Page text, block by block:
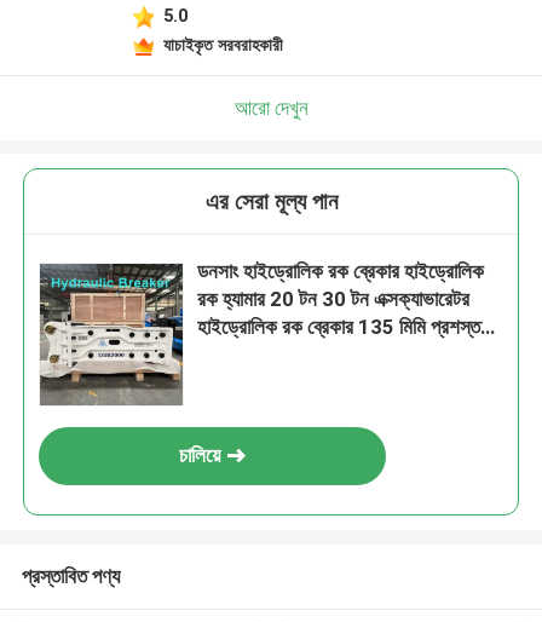
5.0
যাচাইকৃত সরবরাহকারী
আরো দেখুন
এর সেরা মূল্য পান
ডনসাং হাইড্রোলিক রক ব্রেকার হাইড্রোলিক
রক হ্যামার 20 টন 30 টন এক্সক্যাভারেটর
হাইড্রোলিক রক ব্রেকার 135 মিমি প্রশস্ত
চালিয়ে
প্রস্তাবিত পণ্য